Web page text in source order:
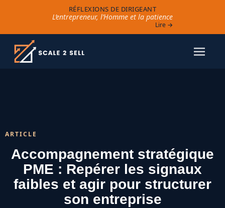
RÉFLEXIONS DE DIRIGEANT
L’entrepreneur, l’Homme et la patience
Lire →
ARTICLE
Accompagnement stratégique
PME : Repérer les signaux
faibles et agir pour structurer
son entreprise